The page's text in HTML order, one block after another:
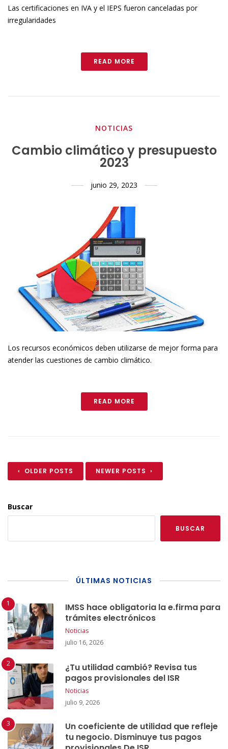
Las certificaciones en IVA y el IEPS fueron canceladas por
irregularidades
READ MORE
NOTICIAS
Cambio climático y presupuesto
2023
junio 29, 2023
Los recursos económicos deben utilizarse de mejor forma para
atender las cuestiones de cambio climático.
READ MORE
‹ OLDER POSTS NEWER POSTS ›
Buscar
BUSCAR
ÚLTIMAS NOTICIAS
IMSS hace obligatoria la e.firma para
trámites electrónicos
Noticias
julio 16, 2026
¿Tu utilidad cambió? Revisa tus
pagos provisionales del ISR
Noticias
julio 9, 2026
Un coeficiente de utilidad que refleje
tu negocio. Disminuye tus pagos